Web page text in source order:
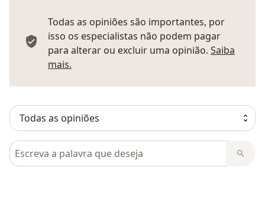
Todas as opiniões são importantes, por
isso os especialistas não podem pagar
para alterar ou excluir uma opinião. Saiba
mais.
Pesquisar em opiniões